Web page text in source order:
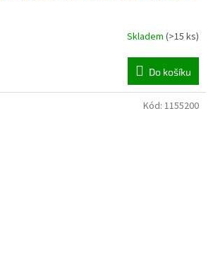
Skladem (>15 ks)
Do košíku
Kód: 1155200